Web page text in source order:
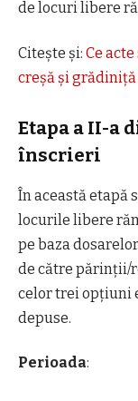
de locuri libere
Citește și: Ce
creșă și
Etapa a II-a
înscrieri
În această etapă
locurile libere
pe baza
de către părinții/
celor trei opțiuni
depuse.
Perioada: